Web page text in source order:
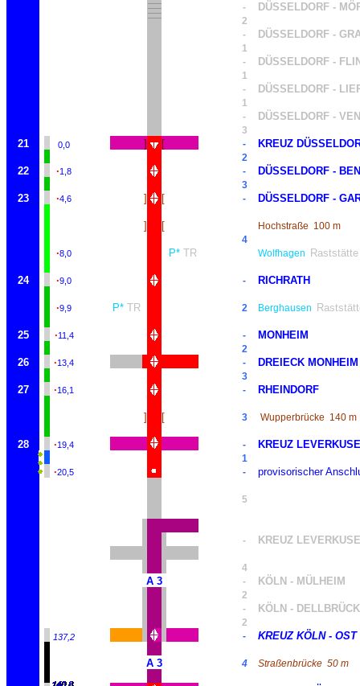
-
DÜSSELDORF -
2
-
DÜSSELDORF -
1
-
DÜSSELDORF -
1
-
DÜSSELDORF -
1
-
DÜSSELDORF -
3
21 0,0 ] [ - KREUZ
2
22 ·1,8 - DÜSSELDORF -
3
23 ·4,6 ] [ - DÜSSELDORF -
] [ Hochstraße 100 m
4
·8,0 P* TR Wolfhagen Raststätte
24 ·9,0 - RICHRATH
·9,9 P* TR 2 Berghausen
25 ·11,4 - MONHEIM
2
26 ·13,4 - DREIECK
3
27 ·16,1 - RHEINDORF
] [ 3 Wupperbrücke 140 m
28 ·19,4 - KREUZ
1
·20,5 - provisorischer
5
- KREUZ
4
A 3 - KÖLN - MÜLHEIM
2
-
KÖLN - DELLBRÜCK
2
137,2 - KREUZ KÖLN - OST
A 3 4 Straßenbrücke 50 m